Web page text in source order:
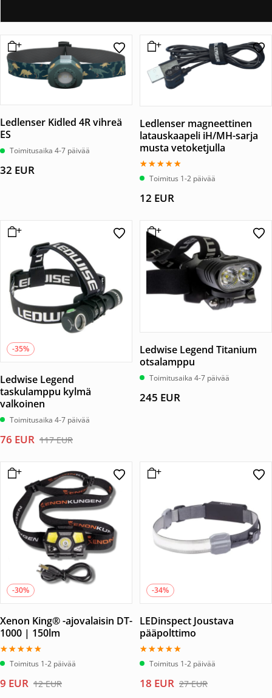
Ledlenser Kidled 4R vihreä
ES
Toimitusaika 4-7 päivää
32 EUR
Ledlenser magneettinen
latauskaapeli iH/MH-sarja
musta vetoketjulla
Arvostelu
tuotteesta:
/ 5
Toimitus 1-2 päivää
12 EUR
-35%
Ledwise Legend
taskulamppu kylmä
valkoinen
Toimitusaika 4-7 päivää
117EUR
Alkuperäinen
oli:
117 EUR.
76 EUR
Nykyinen
on:
76 EUR.
Ledwise Legend Titanium
otsalamppu
Toimitusaika 4-7 päivää
245 EUR
-30%
Xenon King® -ajovalaisin DT-
1000 | 150lm
Arvostelu
tuotteesta:
/ 5
Toimitus 1-2 päivää
12EUR
Alkuperäinen
9 EUR
Nykyinen
-34%
LEDinspect Joustava
pääpolttimo
Arvostelu
tuotteesta:
/ 5
Toimitus 1-2 päivää
27EUR
Alkuperäinen
18 EUR
Nykyinen